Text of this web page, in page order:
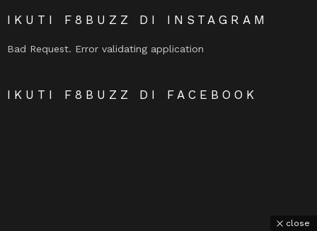
IKUTI F8BUZZ DI INSTAGRAM
Bad Request. Error validating application
IKUTI F8BUZZ DI FACEBOOK
close